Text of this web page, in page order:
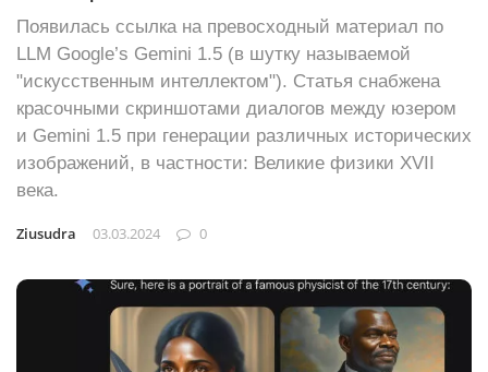
Появилась ссылка на превосходный материал по
LLM Google’s Gemini 1.5 (в шутку называемой
"искусственным интеллектом"). Статья снабжена
красочными скриншотами диалогов между юзером
и Gemini 1.5 при генерации различных исторических
изображений, в частности: Великие физики XVII
века.
Ziusudra 03.03.2024 0